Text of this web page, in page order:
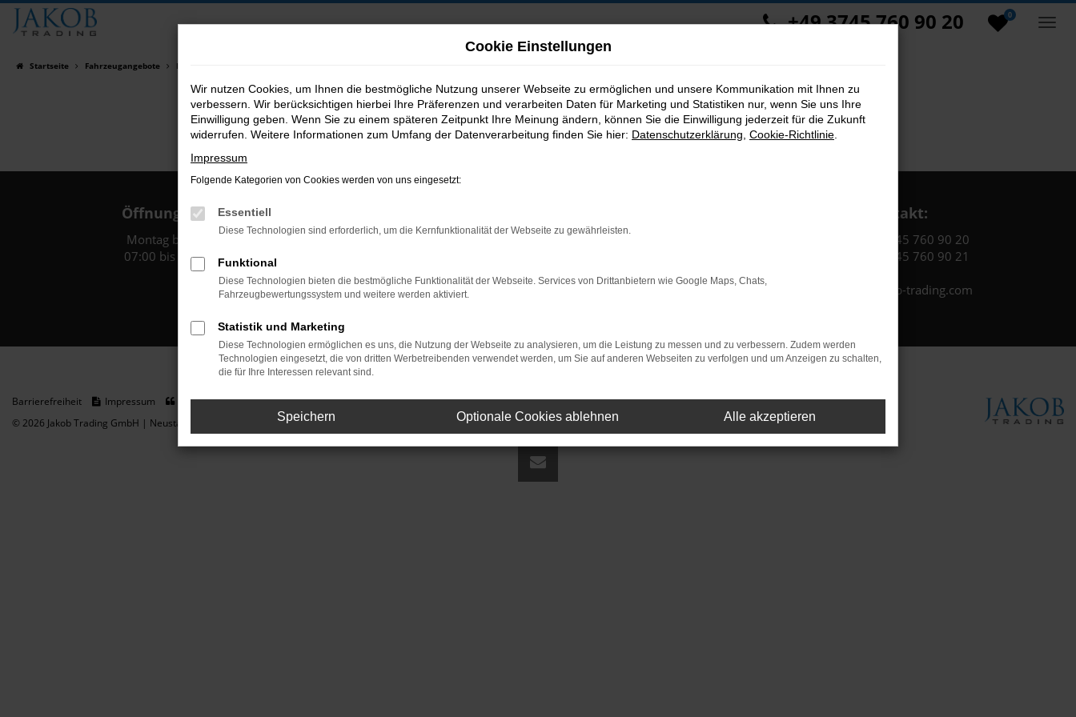
Zum
Hauptinhalt
0
+49 3745 760 90 20
Startseite Fahrzeugangebote Fahrzeugsuche
B2B-Shop
Öffnungszeiten:
Montag bis Freitag:
07:00 bis 18:00 Uhr
Jakob Trading GmbH
D-08223 Neustadt/Vogtland
Kontakt:
Tel.: +49 3745 760 90 20
Fax: +49 3745 760 90 21
Mail: fj@jakob-trading.com
Barrierefreiheit Impressum Datenschutz
Cookie Einstellungen
© 2026 Jakob Trading GmbH | Neustädter Straße 1 | DE-08223 Neustadt/Vogtland | fj@jakob-trading.com |Webdesign by audaris.de
Cookie Einstellungen
Wir nutzen Cookies, um Ihnen die bestmögliche Nutzung unserer Webseite zu ermöglichen und unsere Kommunikation mit Ihnen zu
verbessern. Wir berücksichtigen hierbei Ihre Präferenzen und verarbeiten Daten für Marketing und Statistiken nur, wenn Sie uns Ihre
Einwilligung geben. Wenn Sie zu einem späteren Zeitpunkt Ihre Meinung ändern, können Sie die Einwilligung jederzeit für die Zukunft
widerrufen. Weitere Informationen zum Umfang der Datenverarbeitung finden Sie hier: Datenschutzerklärung Cookie-Richtlinie
Impressum
Folgende Kategorien von Cookies werden von uns eingesetzt:
Essentiell
Diese Technologien sind erforderlich, um die Kernfunktionalität der Webseite zu gewährleisten.
Funktional
Diese Technologien bieten die bestmögliche Funktionalität der Webseite. Services von Drittanbietern wie Google Maps, Chats,
Fahrzeugbewertungssystem und weitere werden aktiviert.
Statistik und Marketing
Diese Technologien ermöglichen es uns, die Nutzung der Webseite zu analysieren, um die Leistung zu messen und zu verbessern. Zudem werden
Technologien eingesetzt, die von dritten Werbetreibenden verwendet werden, um Sie auf anderen Webseiten zu verfolgen und um Anzeigen zu schalten,
die für Ihre Interessen relevant sind.
Speichern Optionale Cookies ablehnen Alle akzeptieren